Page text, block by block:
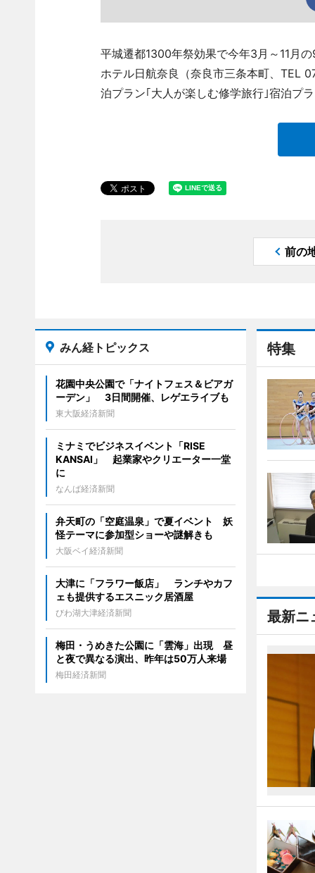
平城遷都1300年祭効果で今年3月～11月
ホテル日航奈良（奈良市三条本町、TEL
泊プラン｢大人が楽しむ修学旅行｣宿泊プ
前の
特集
最新ニ
みん経トピックス
花園中央公園で「ナイトフェス＆ビアガ
ーデン」 3日間開催、レゲエライブも
東大阪経済新聞
ミナミでビジネスイベント「RISE
KANSAI」 起業家やクリエーター一堂
に
なんば経済新聞
弁天町の「空庭温泉」で夏イベント 妖
怪テーマに参加型ショーや謎解きも
大阪ベイ経済新聞
大津に「フラワー飯店」 ランチやカフ
ェも提供するエスニック居酒屋
びわ湖大津経済新聞
梅田・うめきた公園に「雲海」出現 昼
と夜で異なる演出、昨年は50万人来場
梅田経済新聞